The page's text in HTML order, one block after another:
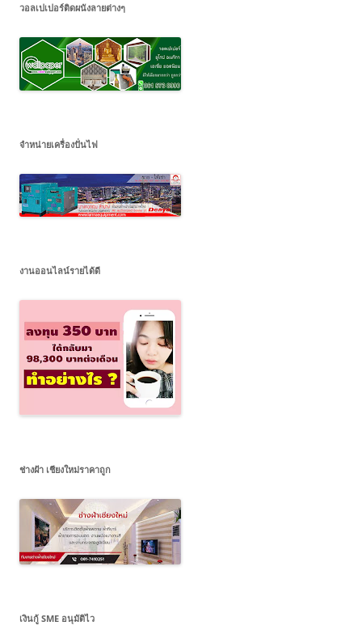
วอลเปเปอร์ติดผนังลายต่างๆ
จำหน่ายเครื่องปั่นไฟ
งานออนไลน์รายได้ดี
ช่างฝ้า เชียงใหม่ราคาถูก
เงินกู้ SME อนุมัติไว